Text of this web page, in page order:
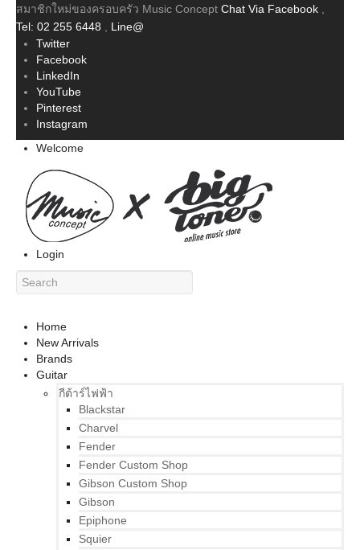
สมาชิกใหม่ของครอบครัว Music Concept Chat Via Facebook
Tel: 02 255 6448
Line@
Twitter
Facebook
LinkedIn
YouTube
Pinterest
Instagram
Welcome
Login
Home
New Arrivals
Brands
Guitar
กีต้าร์ไฟฟ้า
Blackstar
Charvel
Fender
Fender Custom Shop
Gibson Custom Shop
Gibson
Epiphone
Squier